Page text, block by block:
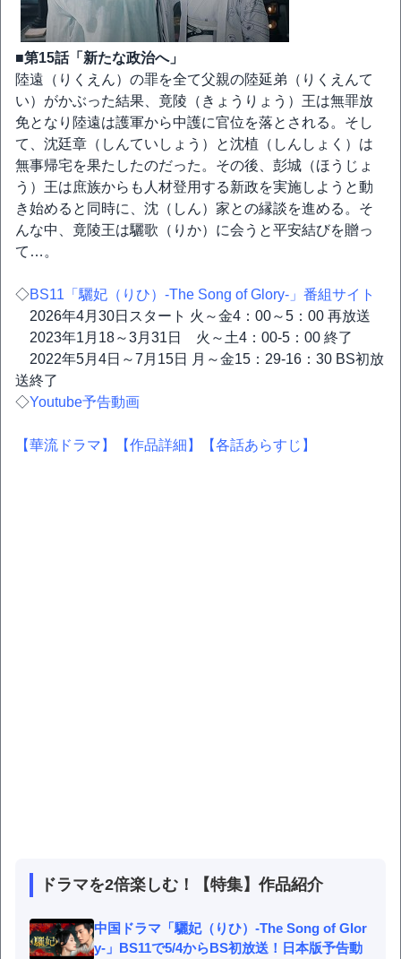
■第15話「新たな政治へ」
陸遠（りくえん）の罪を全て父親の陸延弟（りくえんて
い）がかぶった結果、竟陵（きょうりょう）王は無罪放
免となり陸遠は護軍から中護に官位を落とされる。そし
て、沈廷章（しんていしょう）と沈植（しんしょく）は
無事帰宅を果たしたのだった。その後、彭城（ほうじょ
う）王は庶族からも人材登用する新政を実施しようと動
き始めると同時に、沈（しん）家との縁談を進める。そ
んな中、竟陵王は驪歌（りか）に会うと平安結びを贈っ
て…。
◇BS11「驪妃（りひ）-The Song of Glory-」番組サイト
2026年4月30日スタート 火～金4：00～5：00 再放送
2023年1月18～3月31日 火～土4：00-5：00 終了
2022年5月4日～7月15日 月～金15：29-16：30 BS初放
送終了
◇Youtube予告動画
【華流ドラマ】 【作品詳細】 【各話あらすじ】
ドラマを2倍楽しむ！【特集】作品紹介
中国ドラマ「驪妃（りひ）-The Song of Glor
y-」BS11で5/4からBS初放送！日本版予告動